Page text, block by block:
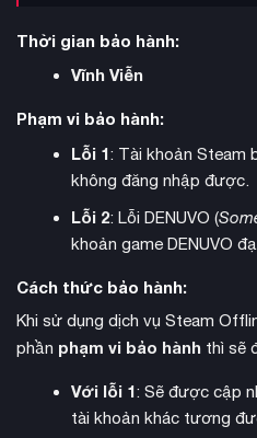
Đồ họa của game mang đậm
đặc trưng của thời kỳ Trung cổ.
thẳng và đầy ám ảnh xuyên
Thời gian bảo hành:
Vĩnh Viễn
Phạm vi bảo hành:
Lỗi 1: Tài khoản Steam
không đăng nhập được.
Lỗi 2: Lỗi DENUVO (
khoản game DENUVO
Cách thức bảo hành:
Khi sử dụng dịch vụ Steam
phần phạm vi bảo hành thì sẽ
Với lỗi 1: Sẽ được cập
tài khoản khác tương